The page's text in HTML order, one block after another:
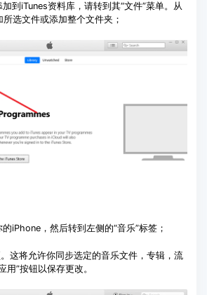
到iTunes资料库，请转到其“文件”菜单。从
选文件或添加整个文件夹；
iPhone，然后转到左侧的“音乐”标签；
这将允许你同步选定的音乐文件，专辑，流
用”按钮以保存更改。